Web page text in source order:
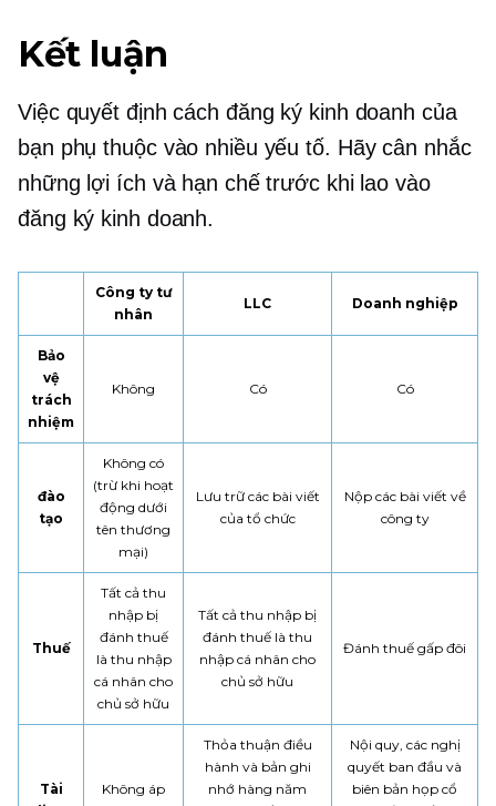
Kết luận
Việc quyết định cách đăng ký kinh doanh của
bạn phụ thuộc vào nhiều yếu tố. Hãy cân nhắc
những lợi ích và hạn chế trước khi lao vào
đăng ký kinh doanh.
Công ty tư
nhân
LLC Doanh nghiệp
Bảo
vệ
trách
nhiệm
Không Có Có
đào
tạo
Không có
(trừ khi hoạt
động dưới
tên thương
mại)
Lưu trữ các bài viết
của tổ chức
Nộp các bài viết về
công ty
Thuế
Tất cả thu
nhập bị
đánh thuế
là thu nhập
cá nhân cho
chủ sở hữu
Tất cả thu nhập bị
đánh thuế là thu
nhập cá nhân cho
chủ sở hữu
Đánh thuế gấp đôi
Tài
Không áp
Thỏa thuận điều
hành và bản ghi
nhớ hàng năm
Nội quy, các nghị
quyết ban đầu và
biên bản họp cổ